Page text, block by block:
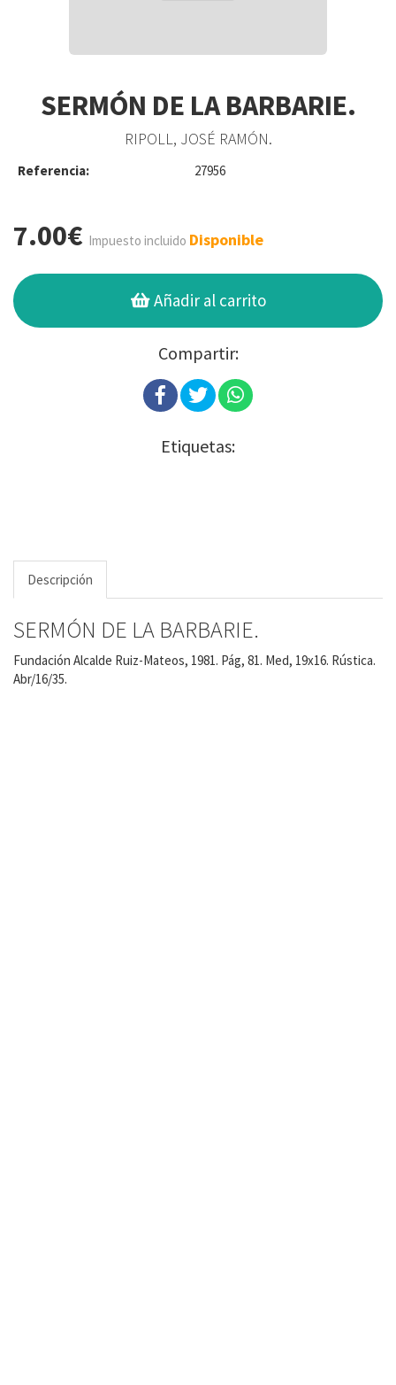
SERMÓN DE LA BARBARIE.
RIPOLL, JOSÉ RAMÓN.
Referencia: 27956
7.00€ Impuesto incluido Disponible
Añadir al carrito
Compartir:
Etiquetas:
Descripción
SERMÓN DE LA BARBARIE.
Fundación Alcalde Ruiz-Mateos, 1981. Pág, 81. Med, 19x16. Rústica.
Abr/16/35.